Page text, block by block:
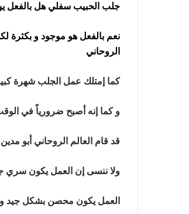
جلب الحبيب سفلي هل بالفعل
نعم بالفعل هو موجود و بكثرة
الروحاني
كما إمتلك عمل الجلب شهرة
و كما إنه أصبح ضرورياً في
قد قام العالم الروحاني أبو
ولا ننسى إن العمل يكون
العمل يكون محصن بشكل جيد و